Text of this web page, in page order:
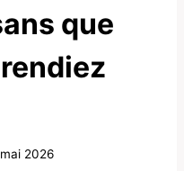
que
2026